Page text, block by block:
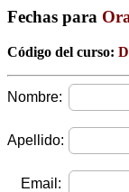
Fechas para
Código del curso:
Nombre:
Apellido:
Email: